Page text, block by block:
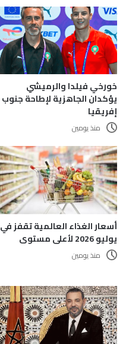
خورخي فيلدا والرميشي
يؤكدان الجاهزية لإطاحة جنوب
إفريقيا
منذ يومين
أسعار الغذاء العالمية تقفز في
يوليو 2026 لأعلى مستوى
منذ يومين